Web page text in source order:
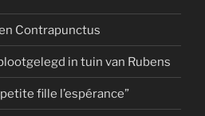
Contrapunctus
in tuin van Rubens
fille l’espérance”